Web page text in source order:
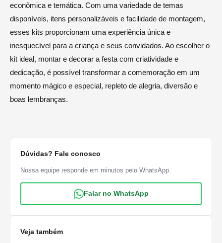
econômica e temática. Com uma variedade de temas
disponíveis, itens personalizáveis e facilidade de montagem,
esses kits proporcionam uma experiência única e
inesquecível para a criança e seus convidados. Ao escolher o
kit ideal, montar e decorar a festa com criatividade e
dedicação, é possível transformar a comemoração em um
momento mágico e especial, repleto de alegria, diversão e
boas lembranças.
Dúvidas? Fale conosco
Nossa equipe responde em minutos pelo WhatsApp.
Falar no WhatsApp
Veja também